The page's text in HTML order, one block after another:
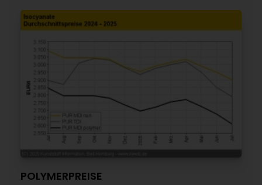
POLYMERPREISE